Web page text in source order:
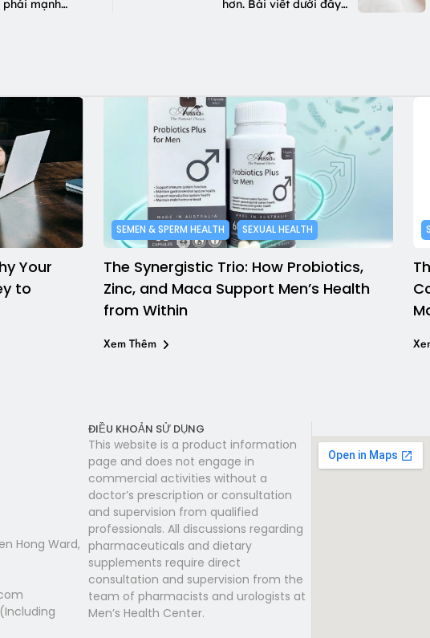
mạnh…
hơn. Bài viết dưới đây…
Your
to
SEMEN & SPERM HEALTH SEXUAL HEALTH
The Synergistic Trio: How Probiotics,
Zinc, and Maca Support Men’s Health
from Within
Xem Thêm
Hong Ward,
ĐIỀU KHOẢN SỬ DỤNG
This website is a product information
page and does not engage in
commercial activities without a
doctor’s prescription or consultation
and supervision from qualified
professionals. All discussions regarding
pharmaceuticals and dietary
supplements require direct
consultation and supervision from the
team of pharmacists and urologists at
Men’s Health Center.